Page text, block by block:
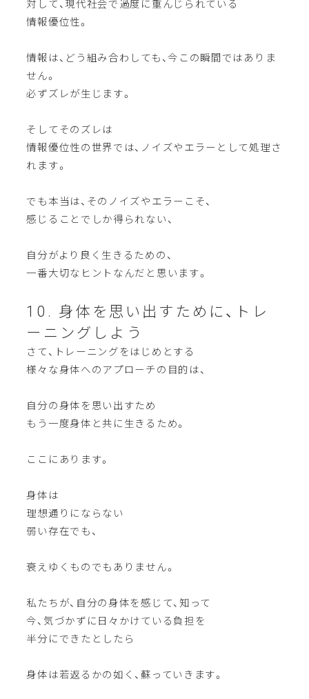
対して、現代社会で過度に重んじられている
情報優位性。
情報は、どう組み合わしても、今この瞬間ではありま
せん。
必ずズレが生じます。
そしてそのズレは
情報優位性の世界では、ノイズやエラーとして処理さ
れます。
でも本当は、そのノイズやエラーこそ、
感じることでしか得られない、
自分がより良く生きるための、
一番大切なヒントなんだと思います。
10. 身体を思い出すために、トレ
ーニングしよう
さて、トレーニングをはじめとする
様々な身体へのアプローチの目的は、
自分の身体を思い出すため
もう一度身体と共に生きるため。
ここにあります。
身体は
理想通りにならない
弱い存在でも、
衰えゆくものでもありません。
私たちが、自分の身体を感じて、知って
今、気づかずに日々かけている負担を
半分にできたとしたら
身体は若返るかの如く、蘇っていきます。